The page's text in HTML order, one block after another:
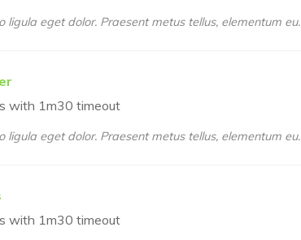
ligula eget dolor. Praesent metus tellus, elementum eu.
with 1m30 timeout
ligula eget dolor. Praesent metus tellus, elementum eu.
with 1m30 timeout